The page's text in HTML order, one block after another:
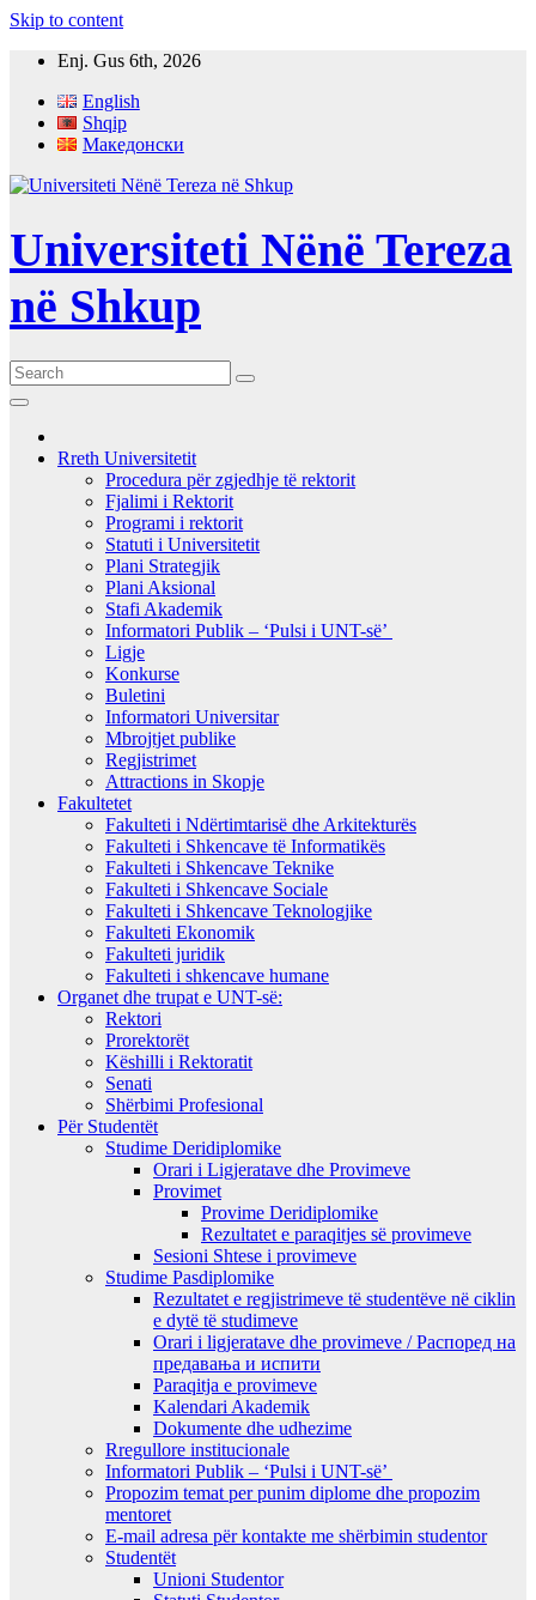
Skip to content
Enj. Gus 6th, 2026
English
Shqip
Македонски
Universiteti Nënë Tereza
në Shkup
Rreth Universitetit
Procedura për zgjedhje të rektorit
Fjalimi i Rektorit
Programi i rektorit
Statuti i Universitetit
Plani Strategjik
Plani Aksional
Stafi Akademik
Informatori Publik – ‘Pulsi i UNT-së’
Ligje
Konkurse
Buletini
Informatori Universitar
Mbrojtjet publike
Regjistrimet
Attractions in Skopje
Fakultetet
Fakulteti i Ndërtimtarisë dhe Arkitekturës
Fakulteti i Shkencave të Informatikës
Fakulteti i Shkencave Teknike
Fakulteti i Shkencave Sociale
Fakulteti i Shkencave Teknologjike
Fakulteti Ekonomik
Fakulteti juridik
Fakulteti i shkencave humane
Organet dhe trupat e UNT-së:
Rektori
Prorektorët
Këshilli i Rektoratit
Senati
Shërbimi Profesional
Për Studentët
Studime Deridiplomike
Orari i Ligjeratave dhe Provimeve
Provimet
Provime Deridiplomike
Rezultatet e paraqitjes së provimeve
Sesioni Shtese i provimeve
Studime Pasdiplomike
Rezultatet e regjistrimeve të studentëve në ciklin
e dytë të studimeve
Orari i ligjeratave dhe provimeve / Распоред на
предавањa и испити
Paraqitja e provimeve
Kalendari Akademik
Dokumente dhe udhezime
Rregullore institucionale
Informatori Publik – ‘Pulsi i UNT-së’
Propozim temat per punim diplome dhe propozim
mentoret
E-mail adresa për kontakte me shërbimin studentor
Studentët
Unioni Studentor